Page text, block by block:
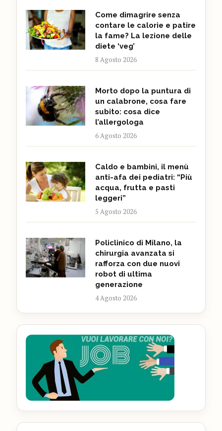
Come dimagrire senza
contare le calorie e patire
la fame? La lezione delle
diete ‘veg’
8 Agosto 2026
Morto dopo la puntura di
un calabrone, cosa fare
subito: cosa dice
l’allergologa
6 Agosto 2026
Caldo e bambini, il menù
anti-afa dei pediatri: “Più
acqua, frutta e pasti
leggeri”
5 Agosto 2026
Policlinico di Milano, la
chirurgia avanzata si
rafforza con due nuovi
robot di ultima
generazione
4 Agosto 2026